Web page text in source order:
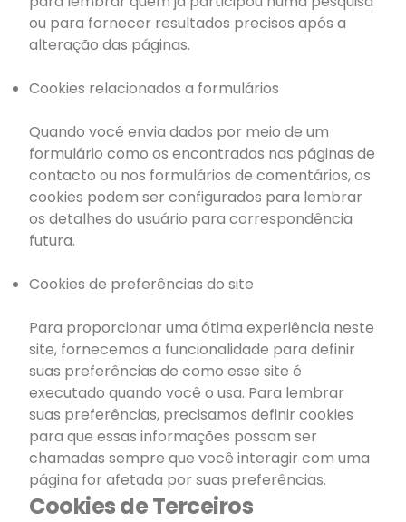
ou para fornecer resultados precisos após a
alteração das páginas.
Cookies relacionados a formulários
Quando você envia dados por meio de um
formulário como os encontrados nas páginas de
contacto ou nos formulários de comentários, os
cookies podem ser configurados para lembrar
os detalhes do usuário para correspondência
futura.
Cookies de preferências do site
Para proporcionar uma ótima experiência neste
site, fornecemos a funcionalidade para definir
suas preferências de como esse site é
executado quando você o usa. Para lembrar
suas preferências, precisamos definir cookies
para que essas informações possam ser
chamadas sempre que você interagir com uma
página for afetada por suas preferências.
Cookies de Terceiros